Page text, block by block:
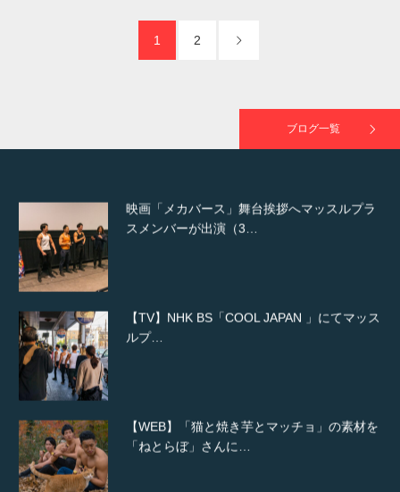
1 2
ブログ一覧
スメンバーが出演（3…
ルプ…
「ねとらぼ」さんに…